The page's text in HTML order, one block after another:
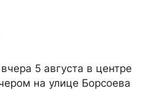
5 августа в центре
на улице Борсоева